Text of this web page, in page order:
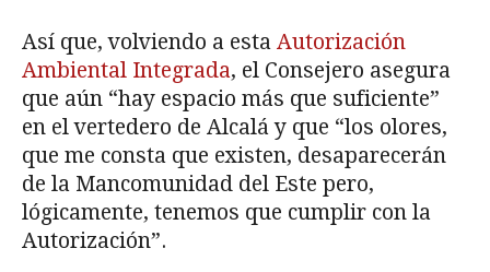
Así que, volviendo a esta Autorización
Ambiental Integrada, el Consejero asegura
que aún “hay espacio más que suficiente”
en el vertedero de Alcalá y que “los olores,
que me consta que existen, desaparecerán
de la Mancomunidad del Este pero,
lógicamente, tenemos que cumplir con la
Autorización”.